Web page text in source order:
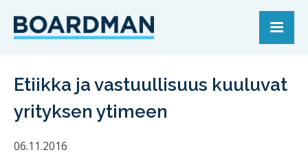
Etiikka ja vastuullisuus kuuluvat
yrityksen ytimeen
06.11.2016